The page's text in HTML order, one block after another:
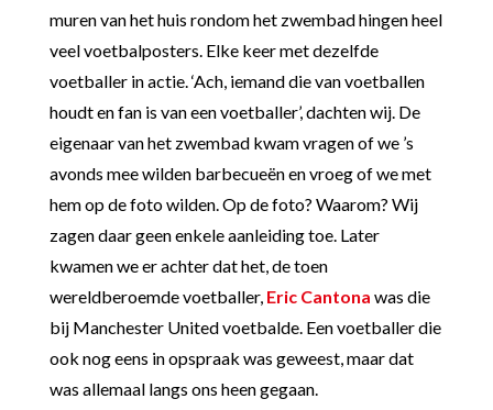
muren van het huis rondom het zwembad hingen heel
veel voetbalposters. Elke keer met dezelfde
voetballer in actie. ‘Ach, iemand die van voetballen
houdt en fan is van een voetballer’, dachten wij. De
eigenaar van het zwembad kwam vragen of we ’s
avonds mee wilden barbecueën en vroeg of we met
hem op de foto wilden. Op de foto? Waarom? Wij
zagen daar geen enkele aanleiding toe. Later
kwamen we er achter dat het, de toen
wereldberoemde voetballer, Eric Cantona was die
bij Manchester United voetbalde. Een voetballer die
ook nog eens in opspraak was geweest, maar dat
was allemaal langs ons heen gegaan.